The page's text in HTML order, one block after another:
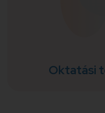
Oktatási